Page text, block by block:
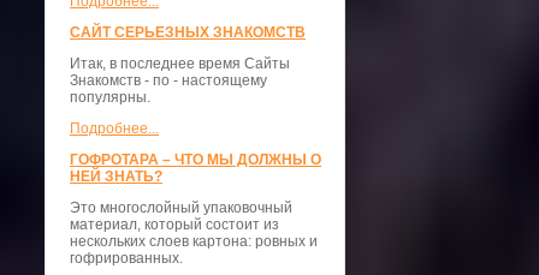
САЙТ СЕРЬЕЗНЫХ ЗНАКОМСТВ
Итак, в последнее время Сайты
Знакомств - по - настоящему
популярны.
Подробнее...
ГОФРОТАРА – ЧТО МЫ ДОЛЖНЫ О
НЕЙ ЗНАТЬ?
Это многослойный упаковочный
материал, который состоит из
нескольких слоев картона: ровных и
гофрированных.